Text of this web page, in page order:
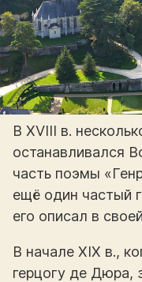
В XVIII в.
останавливался
часть поэмы
ещё один частый
его описал в
В начале XIX в.,
герцогу де Дюра,